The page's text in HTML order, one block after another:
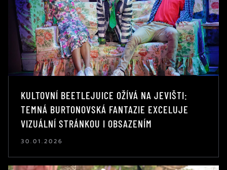
KULTOVNÍ BEETLEJUICE OŽÍVÁ NA JEVIŠTI:
TEMNÁ BURTONOVSKÁ FANTAZIE EXCELUJE
VIZUÁLNÍ STRÁNKOU I OBSAZENÍM
30.01.2026